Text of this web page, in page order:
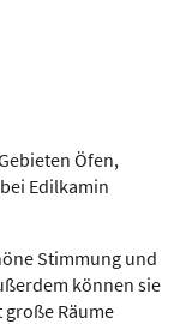
Öfen,
Edilkamin
Stimmung und
können sie
Räume